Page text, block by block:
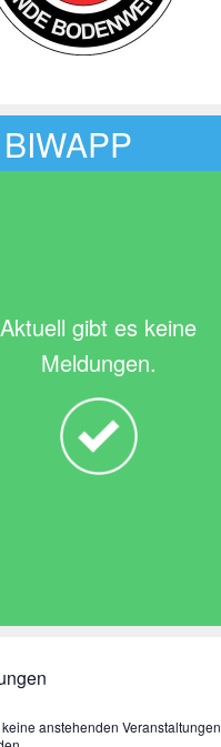
BIWAPP
Aktuell gibt es keine
Meldungen.
anstehenden Veranstaltungen